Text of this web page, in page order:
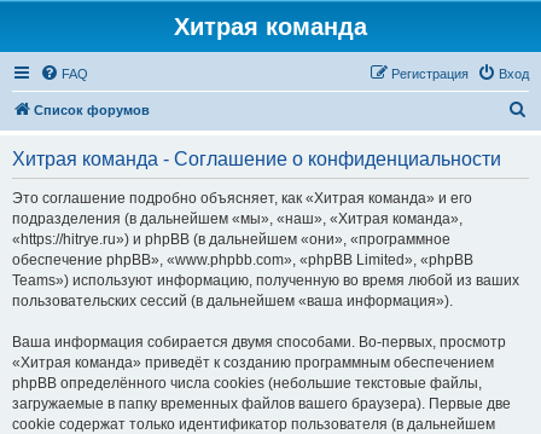
Хитрая команда
FAQ Вход
Регистрация
Список форумов
Хитрая команда - Соглашение о конфиденциальности
Это соглашение подробно объясняет, как «Хитрая команда» и его
подразделения (в дальнейшем «мы», «наш», «Хитрая команда»,
«https://hitrye.ru») и phpBB (в дальнейшем «они», «программное
обеспечение phpBB», «www.phpbb.com», «phpBB Limited», «phpBB
Teams») используют информацию, полученную во время любой из ваших
пользовательских сессий (в дальнейшем «ваша информация»).
Ваша информация собирается двумя способами. Во-первых, просмотр
«Хитрая команда» приведёт к созданию программным обеспечением
phpBB определённого числа cookies (небольшие текстовые файлы,
загружаемые в папку временных файлов вашего браузера). Первые две
cookie содержат только идентификатор пользователя (в дальнейшем